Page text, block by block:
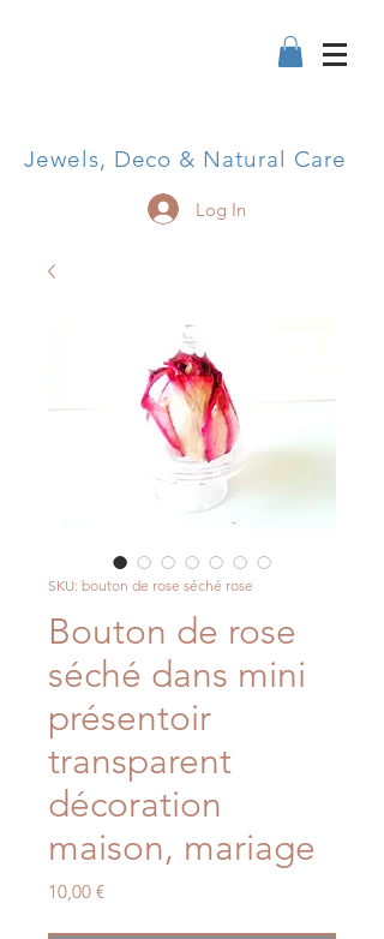
Jewels, Deco & Natural Care
Log In
SKU: bouton de rose séché rose
Bouton de rose
séché dans mini
présentoir
transparent
décoration
maison, mariage
10,00 €Price